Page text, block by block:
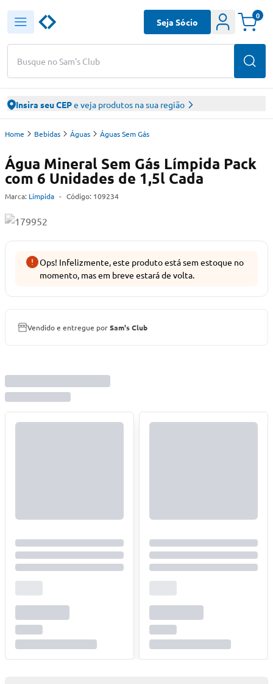
Busque no Sam's Club
Seja Sócio
0
Insira seu CEPe veja produtos na sua região
Home Bebidas Águas Águas Sem Gás
Água Mineral Sem Gás Límpida Pack
com 6 Unidades de 1,5l Cada
Marca: Límpida - Código: 109234
Ops! Infelizmente, este produto está sem estoque no
momento, mas em breve estará de volta.
Vendido e entregue porSam's Club